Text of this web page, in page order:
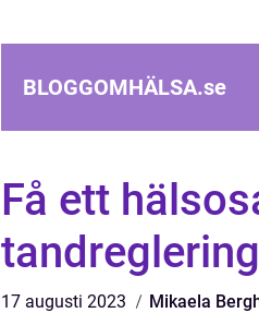
BLOGGOMHÄLSA.se
Få ett
tandreglering
17 augusti 2023 Mikaela